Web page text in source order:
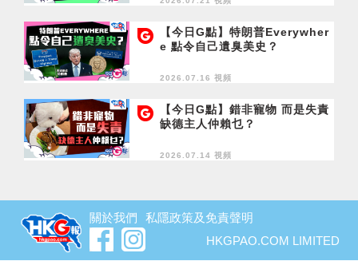
【今日G點】特朗普Everywher
e 點令自己遺臭美史？
2026.07.16 視頻
【今日G點】錯非寵物 而是失責
缺德主人仲賴乜？
2026.07.14 視頻
關於我們
私隱政策及免責聲明
HKGPAO.COM LIMITED